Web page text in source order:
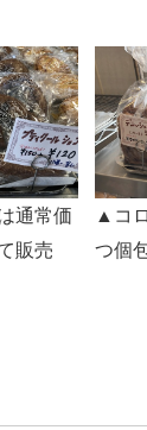
通常価
販売
▲コ
つ個